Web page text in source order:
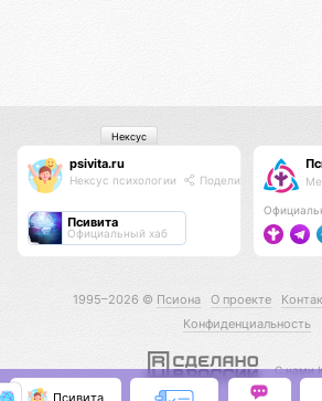
psivita.ru
Нексус психологии Поделиться
Псивита
Официальный хаб
Нексус
1995–2026 © Псиона О проекте
Конфиденциальность
С нами
Псивита